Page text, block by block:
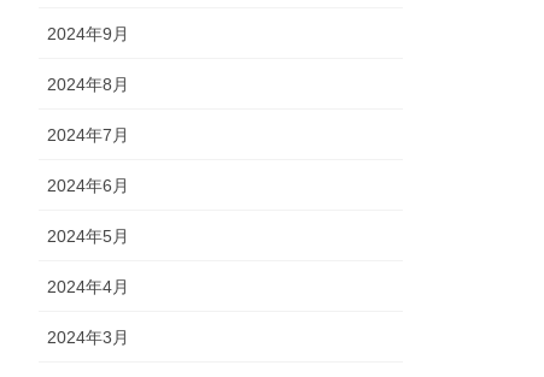
2024年9月
2024年8月
2024年7月
2024年6月
2024年5月
2024年4月
2024年3月